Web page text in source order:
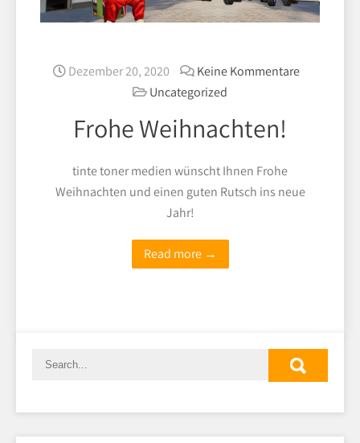
Dezember 20, 2020
Keine Kommentare
Uncategorized
Frohe Weihnachten!
tinte toner medien wünscht Ihnen Frohe
Weihnachten und einen guten Rutsch ins neue
Jahr!
Read more →